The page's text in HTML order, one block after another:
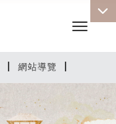
| 網站導覽 |
Toggle